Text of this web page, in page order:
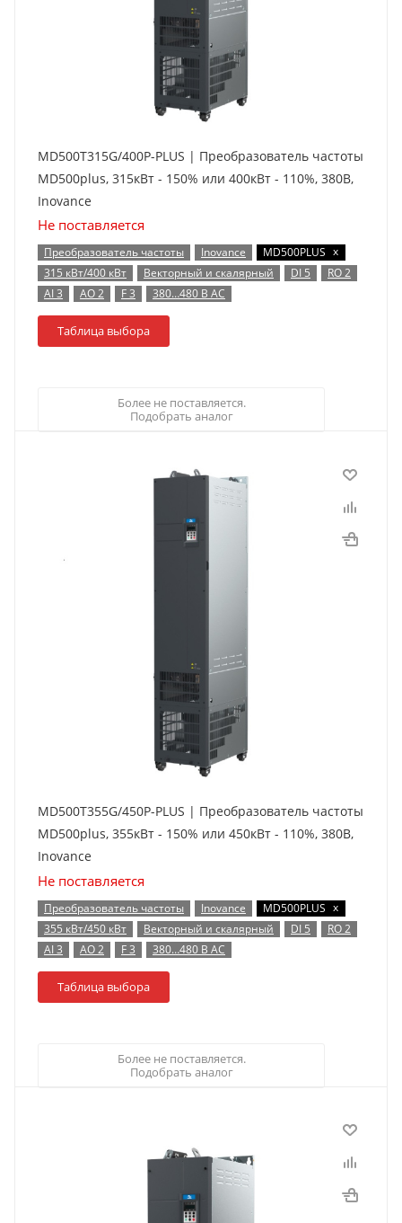
MD500T315G/400P-PLUS | Преобразователь частоты
MD500plus, 315кВт - 150% или 400кВт - 110%, 380В,
Inovance
Не поставляется
Преобразователь частоты Inovance MD500PLUS x
315 кВт/400 кВт
Векторный и скалярный DI 5
RO 2
AI 3
AO 2 F 3 380…480 В AC
Таблица выбора
Более не поставляется.
Подобрать аналог
MD500T355G/450P-PLUS | Преобразователь частоты
MD500plus, 355кВт - 150% или 450кВт - 110%, 380В,
Inovance
Не поставляется
Преобразователь частоты Inovance MD500PLUS x
355 кВт/450 кВт
Векторный и скалярный DI 5
RO 2
AI 3
AO 2 F 3 380…480 В AC
Таблица выбора
Более не поставляется.
Подобрать аналог